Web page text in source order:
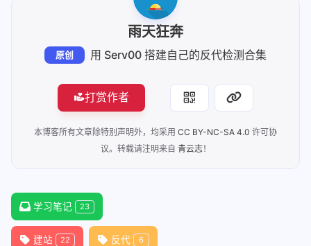
雨天狂奔
原创 用 Serv00 搭建自己的反代检测合集
打赏作者
本博客所有文章除特别声明外，均采用 CC BY-NC-SA 4.0 许可协
议。转载请注明来自 青云志！
学习笔记 23
建站 22 反代 6